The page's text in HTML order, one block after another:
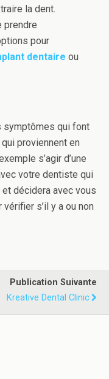
la dent.
prendre
pour
dentaire ou
symptômes qui font
proviennent en
s’agir d’une
votre dentiste qui
décidera avec vous
s’il y a ou non
Publication Suivante
Kreative Dental Clinic